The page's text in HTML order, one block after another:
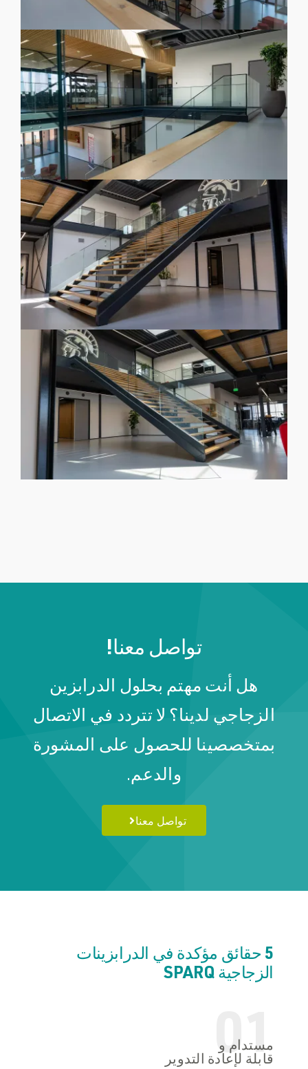
تواصل معنا!
هل أنت مهتم بحلول الدرابزين
الزجاجي لدينا؟ لا تتردد في الاتصال
بمتخصصينا للحصول على المشورة
والدعم.
تواصل معنا
5 حقائق مؤكدة في الدرابزينات
الزجاجية SPARQ
01
مستدام و
قابلة لإعادة التدوير